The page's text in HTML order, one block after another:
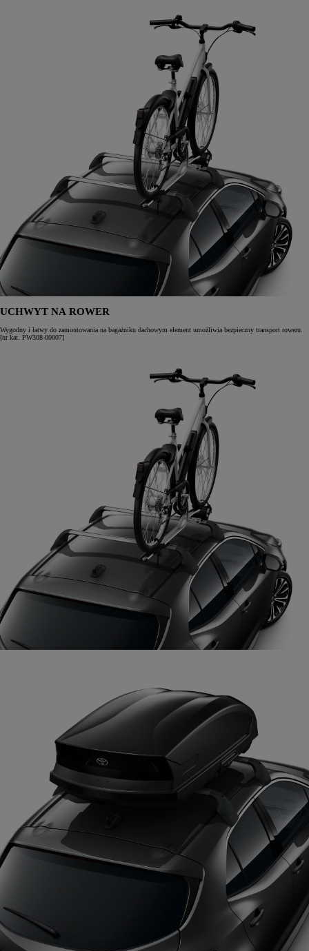
UCHWYT NA ROWER
Wygodny i łatwy do zamontowania na bagażniku dachowym element umożliwia bezpieczny transport roweru.
[nr kat. PW308-00007]